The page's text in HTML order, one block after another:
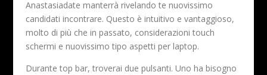
Anastasiadate manterrà rivelando te nuovissimo
candidati incontrare. Questo è intuitivo e vantaggioso,
molto di più che in passato, considerazioni touch
schermi e nuovissimo tipo aspetti per laptop.
Durante top bar, troverai due pulsanti. Uno ha bisogno